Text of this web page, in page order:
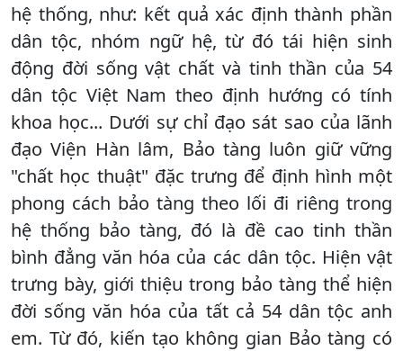
hệ thống, như: kết quả xác định thành phần
dân tộc, nhóm ngữ hệ, từ đó tái hiện sinh
động đời sống vật chất và tinh thần của 54
dân tộc Việt Nam theo định hướng có tính
khoa học... Dưới sự chỉ đạo sát sao của lãnh
đạo Viện Hàn lâm, Bảo tàng luôn giữ vững
"chất học thuật" đặc trưng để định hình một
phong cách bảo tàng theo lối đi riêng trong
hệ thống bảo tàng, đó là đề cao tinh thần
bình đẳng văn hóa của các dân tộc. Hiện vật
trưng bày, giới thiệu trong bảo tàng thể hiện
đời sống văn hóa của tất cả 54 dân tộc anh
em. Từ đó, kiến tạo không gian Bảo tàng có